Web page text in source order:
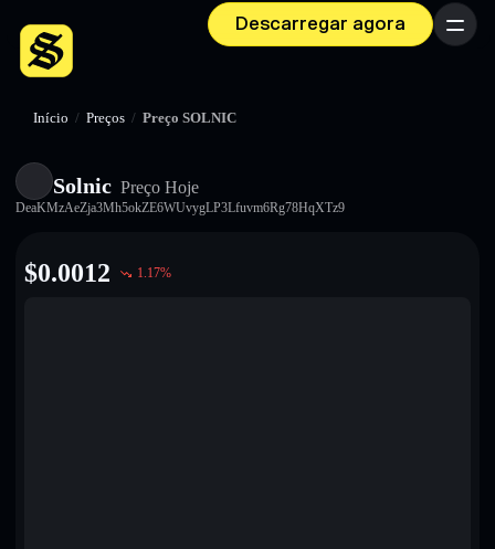
Descarregar agora Menu
Início / Preços / Preço SOLNIC
Solnic Preço Hoje
DeaKMzAeZja3Mh5okZE6WUvygLP3Lfuvm6Rg78HqXTz9
$0.0012 1.17%